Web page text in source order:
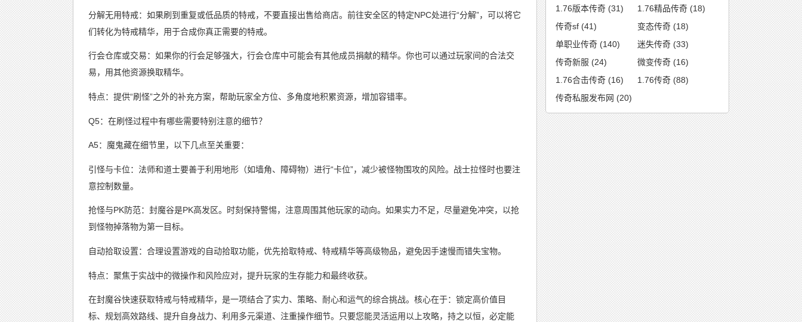
分解无用特戒：如果刷到重复或低品质的特戒，不要直接出售给商店。前往安全区的特定NPC处进行“分解”，可以将它
们转化为特戒精华，用于合成你真正需要的特戒。
行会仓库或交易：如果你的行会足够强大，行会仓库中可能会有其他成员捐献的精华。你也可以通过玩家间的合法交
易，用其他资源换取精华。
特点：提供“刷怪”之外的补充方案，帮助玩家全方位、多角度地积累资源，增加容错率。
Q5：在刷怪过程中有哪些需要特别注意的细节？
A5：魔鬼藏在细节里，以下几点至关重要：
引怪与卡位：法师和道士要善于利用地形（如墙角、障碍物）进行“卡位”，减少被怪物围攻的风险。战士拉怪时也要注
意控制数量。
抢怪与PK防范：封魔谷是PK高发区。时刻保持警惕，注意周围其他玩家的动向。如果实力不足，尽量避免冲突，以抢
到怪物掉落物为第一目标。
自动拾取设置：合理设置游戏的自动拾取功能，优先拾取特戒、特戒精华等高级物品，避免因手速慢而错失宝物。
特点：聚焦于实战中的微操作和风险应对，提升玩家的生存能力和最终收获。
在封魔谷快速获取特戒与特戒精华，是一项结合了实力、策略、耐心和运气的综合挑战。核心在于：锁定高价值目
标、规划高效路线、提升自身战力、利用多元渠道、注重操作细节。只要您能灵活运用以上攻略，持之以恒，必定能
1.76版本传奇 (31) 1.76精品传奇 (18)
传奇sf (41) 变态传奇 (18)
单职业传奇 (140) 迷失传奇 (33)
传奇新服 (24) 微变传奇 (16)
1.76合击传奇 (16) 1.76传奇 (88)
传奇私服发布网 (20)